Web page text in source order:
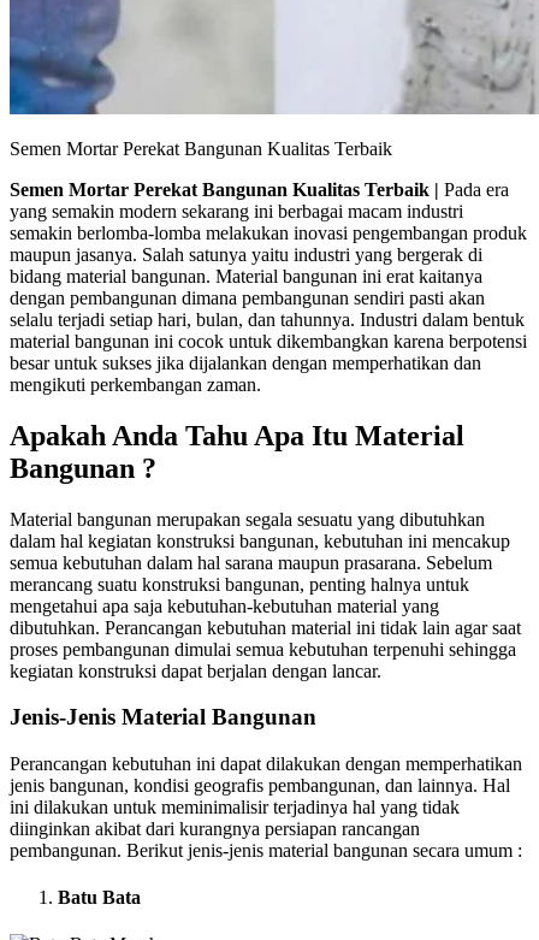
Semen Mortar Perekat Bangunan Kualitas Terbaik
Semen Mortar Perekat Bangunan Kualitas Terbaik | Pada era
yang semakin modern sekarang ini berbagai macam industri
semakin berlomba-lomba melakukan inovasi pengembangan produk
maupun jasanya. Salah satunya yaitu industri yang bergerak di
bidang material bangunan. Material bangunan ini erat kaitanya
dengan pembangunan dimana pembangunan sendiri pasti akan
selalu terjadi setiap hari, bulan, dan tahunnya. Industri dalam bentuk
material bangunan ini cocok untuk dikembangkan karena berpotensi
besar untuk sukses jika dijalankan dengan memperhatikan dan
mengikuti perkembangan zaman.
Apakah Anda Tahu Apa Itu Material
Bangunan ?
Material bangunan merupakan segala sesuatu yang dibutuhkan
dalam hal kegiatan konstruksi bangunan, kebutuhan ini mencakup
semua kebutuhan dalam hal sarana maupun prasarana. Sebelum
merancang suatu konstruksi bangunan, penting halnya untuk
mengetahui apa saja kebutuhan-kebutuhan material yang
dibutuhkan. Perancangan kebutuhan material ini tidak lain agar saat
proses pembangunan dimulai semua kebutuhan terpenuhi sehingga
kegiatan konstruksi dapat berjalan dengan lancar.
Jenis-Jenis Material Bangunan
Perancangan kebutuhan ini dapat dilakukan dengan memperhatikan
jenis bangunan, kondisi geografis pembangunan, dan lainnya. Hal
ini dilakukan untuk meminimalisir terjadinya hal yang tidak
diinginkan akibat dari kurangnya persiapan rancangan
pembangunan. Berikut jenis-jenis material bangunan secara umum :
Batu Bata